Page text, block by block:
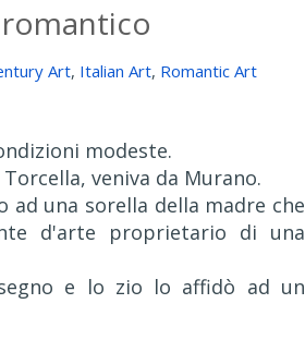
Art, Italian Art, Romantic Art
modeste.
veniva da Murano.
ad una sorella della madre che
d'arte proprietario di una
e lo zio lo affidò ad un